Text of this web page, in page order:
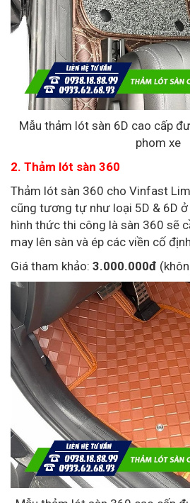
Mẫu thảm lót sàn 6D cao cấp
phom xe
2. Thảm lót sàn 360
Thảm lót sàn 360 cho Vinfast
cũng tương tự như loại 5D & 6D ở
hình thức thi công là sàn 360 sẽ
may lên sàn và ép các viền cố
Giá tham khảo: 3.000.000đ